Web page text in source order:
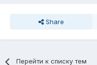
Share
Перейти к списку тем